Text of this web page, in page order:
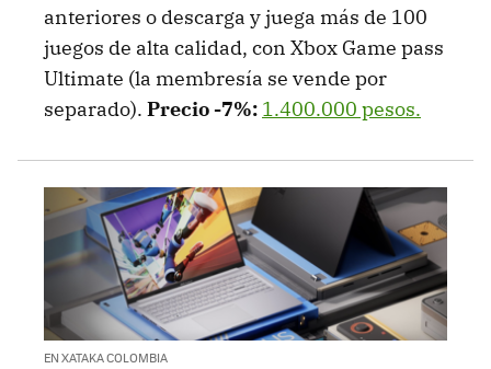
anteriores o descarga y juega más de 100
juegos de alta calidad, con Xbox Game pass
Ultimate (la membresía se vende por
separado). Precio -7%: 1.400.000 pesos.
EN XATAKA COLOMBIA